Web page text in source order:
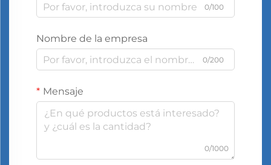
0/100
Nombre de la empresa
0/200
Mensaje
0/1000